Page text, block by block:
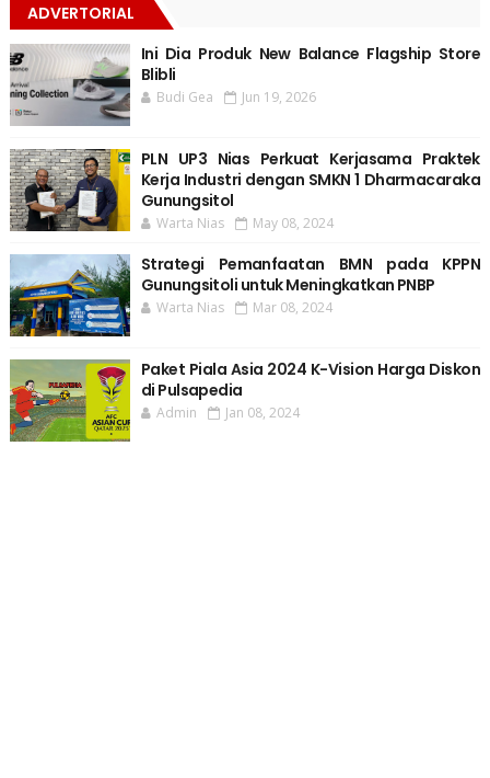
ADVERTORIAL
Ini Dia Produk New Balance Flagship Store
Blibli
Budi Gea Jun 19, 2026
PLN UP3 Nias Perkuat Kerjasama Praktek
Kerja Industri dengan SMKN 1 Dharmacaraka
Gunungsitol
Warta Nias May 08, 2024
Strategi Pemanfaatan BMN pada KPPN
Gunungsitoli untuk Meningkatkan PNBP
Warta Nias Mar 08, 2024
Paket Piala Asia 2024 K-Vision Harga Diskon
di Pulsapedia
Admin Jan 08, 2024